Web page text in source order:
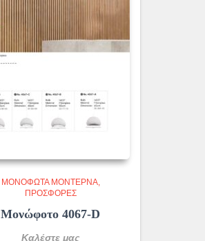
ΜΟΝΌΦΩΤΑ ΜΟΝΤΈΡΝΑ
ΠΡΟΣΦΟΡΕΣ
Μονώφοτο 4067-D
Καλέστε μας